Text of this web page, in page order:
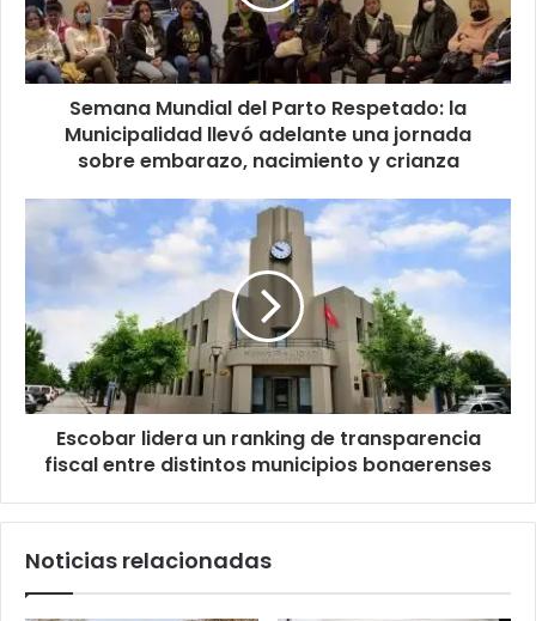
Semana Mundial del Parto Respetado: la
Municipalidad llevó adelante una jornada
sobre embarazo, nacimiento y crianza
Escobar lidera un ranking de transparencia
fiscal entre distintos municipios bonaerenses
Noticias relacionadas